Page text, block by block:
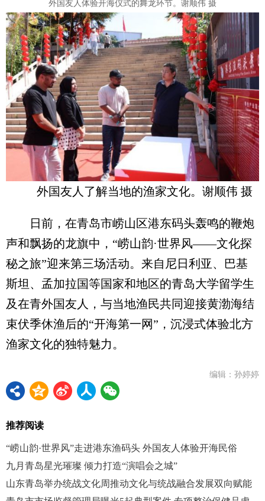
外国友人体验开海仪式的舞龙环节。谢顺伟 摄
外国友人了解当地的渔家文化。谢顺伟 摄
日前，在青岛市崂山区港东码头轰鸣的鞭炮
声和飘扬的龙旗中，“崂山韵·世界风——文化探
秘之旅”迎来第三场活动。来自尼日利亚、巴基
斯坦、孟加拉国等国家和地区的青岛大学留学生
及在青外国友人，与当地渔民共同迎接黄渤海结
束伏季休渔后的“开海第一网”，沉浸式体验北方
渔家文化的独特魅力。
编辑：孙婷婷
推荐阅读
“崂山韵·世界风”走进港东渔码头 外国友人体验开海民俗
九月青岛星光璀璨 倾力打造“演唱会之城”
山东青岛举办统战文化周推动文化与统战融合发展双向赋能